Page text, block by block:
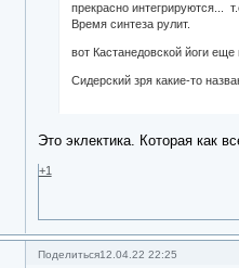
прекрасно интегрируются...
Время синтеза рулит.
вот Кастанедовской йоги
Сидерский зря какие-то
Это эклектика. Которая как
+1
Поделиться12.04.22 22:25